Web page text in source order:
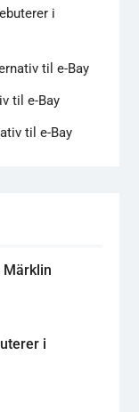
i
til e-Bay
til e-Bay
til e-Bay
Märklin
i